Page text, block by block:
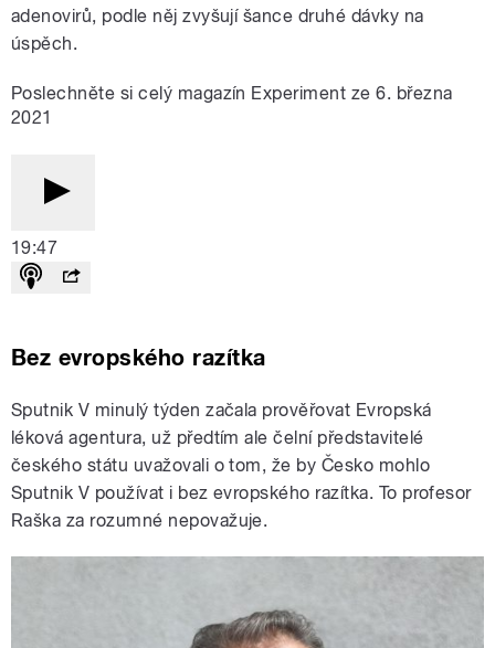
adenovirů, podle něj zvyšují šance druhé dávky na
úspěch.
Poslechněte si celý magazín Experiment ze 6. března
2021
19:47
Bez evropského razítka
Sputnik V minulý týden začala prověřovat Evropská
léková agentura, už předtím ale čelní představitelé
českého státu uvažovali o tom, že by Česko mohlo
Sputnik V používat i bez evropského razítka. To profesor
Raška za rozumné nepovažuje.